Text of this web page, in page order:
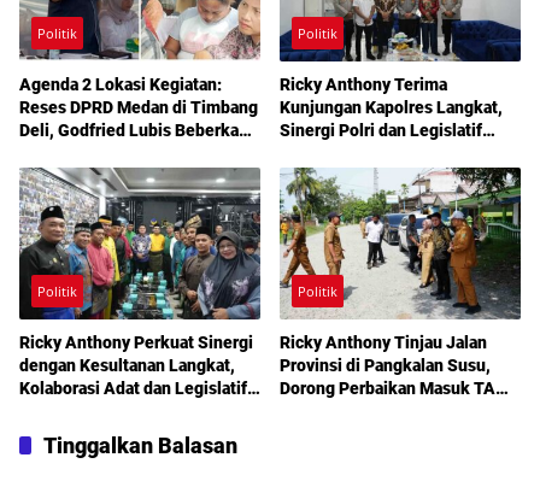
Politik
Agenda 2 Lokasi Kegiatan:
Reses DPRD Medan di Timbang
Deli, Godfried Lubis Beberkan
Layanan Kesehatan Gratis
Politik
Ricky Anthony Terima
Kunjungan Kapolres Langkat,
Sinergi Polri dan Legislatif
Politik
Ricky Anthony Perkuat Sinergi
dengan Kesultanan Langkat,
Kolaborasi Adat dan Legislatif
Politik
Ricky Anthony Tinjau Jalan
Provinsi di Pangkalan Susu,
Dorong Perbaikan Masuk TA
Tinggalkan Balasan